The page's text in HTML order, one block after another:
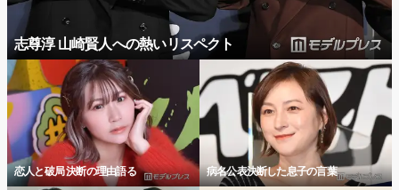
志尊淳 山崎賢人への熱いリスペクト
恋人と破局 決断の理由語る 病名公表決断した息子の言葉